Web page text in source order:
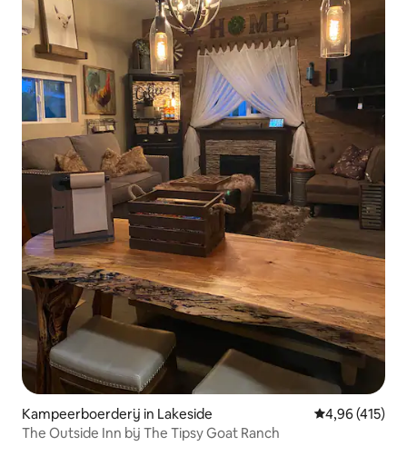
Kampeerboerderij in Lakeside Gemiddelde
4,96 (415)
The Outside Inn bij The Tipsy Goat Ranch